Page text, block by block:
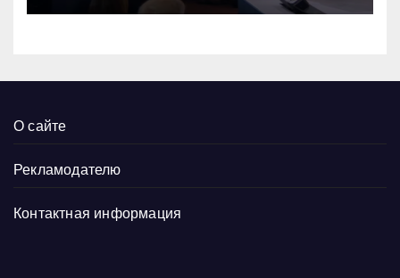
О сайте
Рекламодателю
Контактная информация